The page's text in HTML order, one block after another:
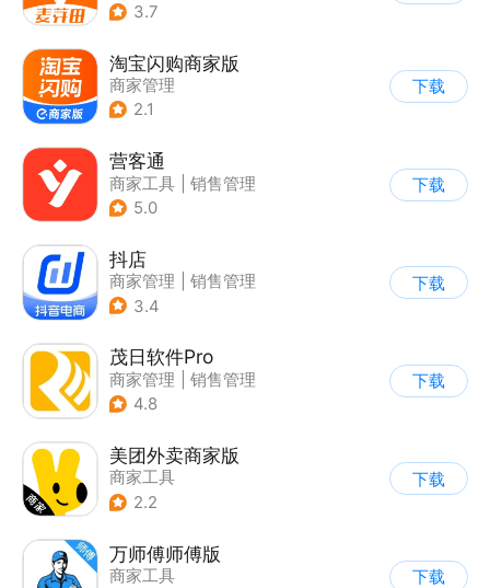
3.7
淘宝闪购商家版
商家管理
2.1
下载
营客通
商家工具
销售管理
5.0
下载
抖店
商家管理
销售管理
3.4
下载
茂日软件Pro
商家管理
销售管理
4.8
下载
美团外卖商家版
商家工具
2.2
下载
万师傅师傅版
商家工具
下载